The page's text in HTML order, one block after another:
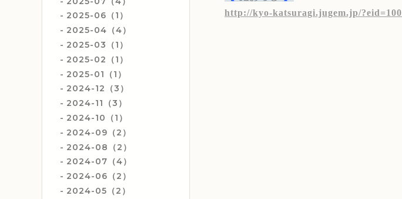
2025-06（1）
2025-04（4）
2025-03（1）
2025-02（1）
2025-01（1）
2024-12（3）
2024-11（3）
2024-10（1）
2024-09（2）
2024-08（2）
2024-07（4）
2024-06（2）
2024-05（2）
http://kyo-katsuragi.jugem.jp/?eid=100